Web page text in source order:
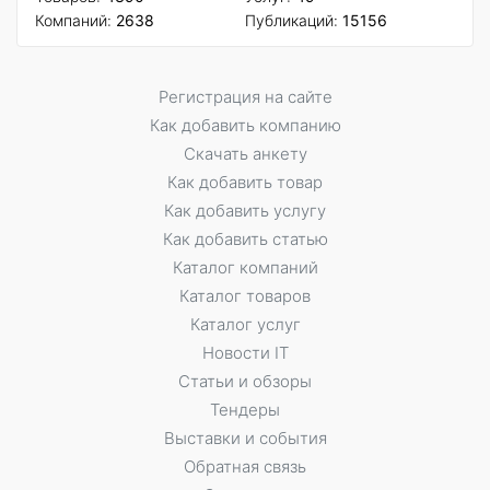
Компаний: 2638
Публикаций: 15156
Регистрация на сайте
Как добавить компанию
Скачать анкету
Как добавить товар
Как добавить услугу
Как добавить статью
Каталог компаний
Каталог товаров
Каталог услуг
Новости IT
Статьи и обзоры
Тендеры
Выставки и события
Обратная связь